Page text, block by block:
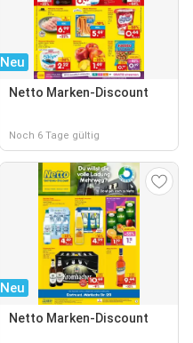
Neu
Netto Marken-Discount
Noch 6 Tage gültig
Neu
Netto Marken-Discount